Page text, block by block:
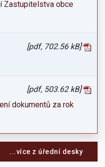
Zastupitelstva obce
[pdf, 702.56 kB]
[pdf, 503.62 kB]
dokumentů za rok
...více z úřední desky